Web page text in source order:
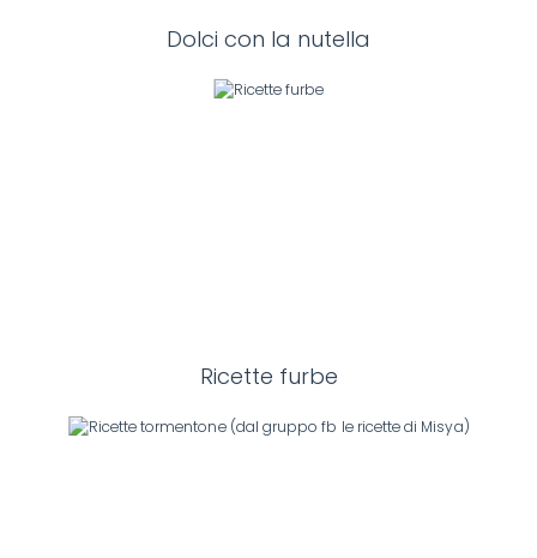
Dolci con la nutella
Ricette furbe